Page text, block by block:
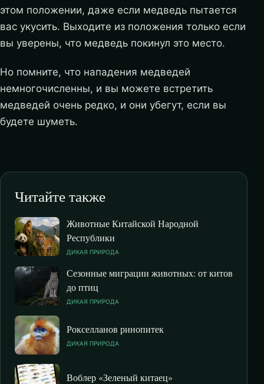
этом положении, даже если медведь пытается
вас укусить. Выходите из положения только если
вы уверены, что медведь покинул это место.
Но помните, что нападения медведей
немногочисленны, и вы можете встретить
медведей очень редко, и они убегут, если вы
будете шуметь.
Читайте также
Животные Китайской Народной
Республики
ДИКАЯ ПРИРОДА
Сезонные миграции животных: от китов
до птиц
ДИКАЯ ПРИРОДА
Рокселланов ринопитек
ДИКАЯ ПРИРОДА
Воблер «Зеленый китаец»